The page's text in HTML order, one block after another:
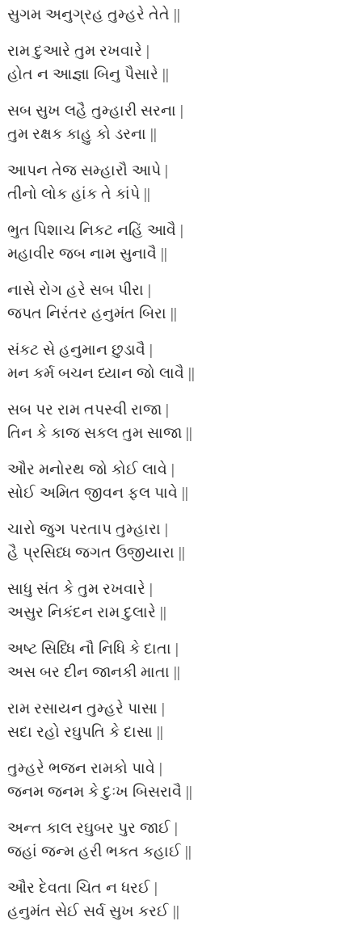
સુગમ અનુગ્રહ તુમ્હરે તેતે ||
રામ દુઆરે તુમ રખવારે |
હોત ન આજ્ઞા બિનુ પૈસારે ||
સબ સુખ લહૈ તુમ્હારી સરના |
તુમ રક્ષક કાહુ કો ડરના ||
આપન તેજ સમ્હારૌ આપે |
તીનો લોક હાંક તે કાંપે ||
ભુત પિશાચ નિકટ નહિં આવૈ |
મહાવીર જબ નામ સુનાવૈ ||
નાસે રોગ હરે સબ પીરા |
જપત નિરંતર હનુમંત બિરા ||
સંકટ સે હનુમાન છુડાવૈ |
મન કર્મ બચન ધ્યાન જો લાવૈ ||
સબ પર રામ તપસ્વી રાજા |
તિન કે કાજ સકલ તુમ સાજા ||
ઔર મનોરથ જો કોઈ લાવે |
સોઈ અમિત જીવન ફલ પાવે ||
ચારો જુગ પરતાપ તુમ્હારા |
હૈ પ્રસિધ્ધ જગત ઉજીયારા ||
સાધુ સંત કે તુમ રખવારે |
અસુર નિકંદન રામ દુલારે ||
અષ્ટ સિધ્ધિ નૌ નિધિ કે દાતા |
અસ બર દીન જાનકી માતા ||
રામ રસાયન તુમ્હરે પાસા |
સદા રહો રઘુપતિ કે દાસા ||
તુમ્હરે ભજન રામકો પાવે |
જનમ જનમ કે દુઃખ બિસરાવૈ ||
અન્ત કાલ રઘુબર પુર જાઈ |
જહાં જન્મ હરી ભકત કહાઈ ||
ઔર દેવતા ચિત ન ધરઈ |
હનુમંત સેઈ સર્વ સુખ કરઈ ||